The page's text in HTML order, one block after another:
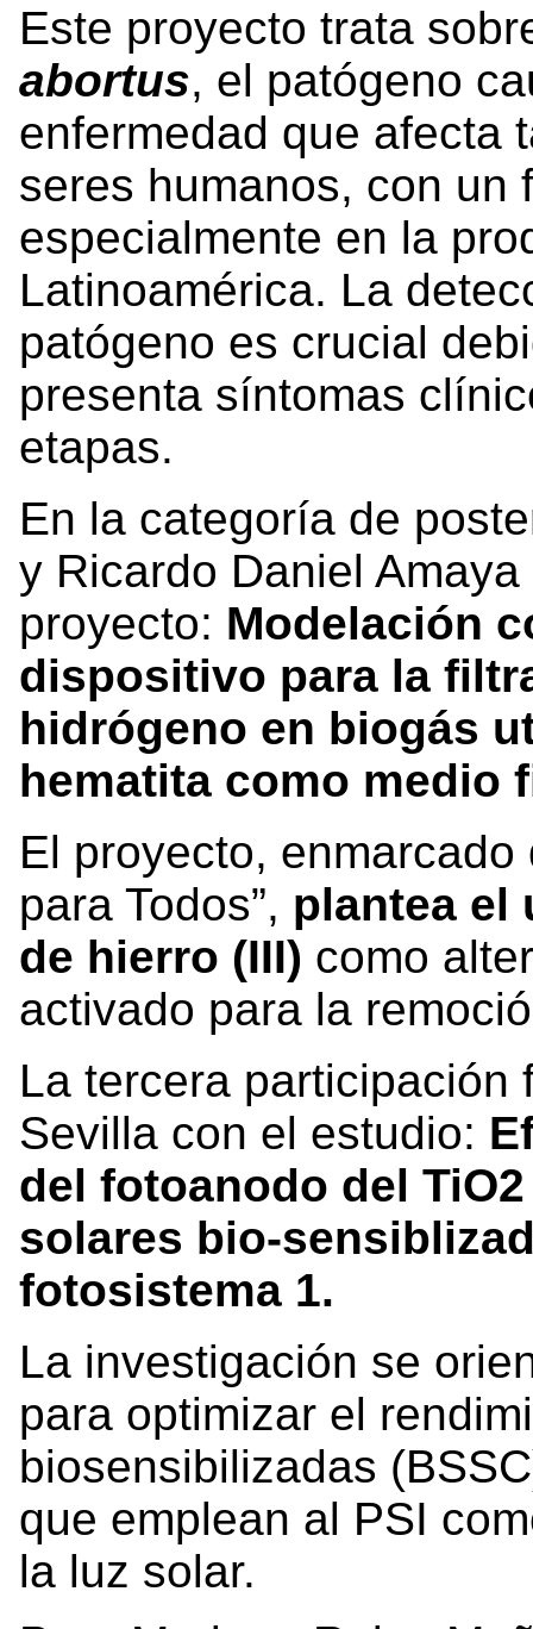
Este proyecto trata
abortus, el patógeno
enfermedad que afecta
seres humanos, con un
especialmente en la
Latinoamérica. La
patógeno es crucial
presenta síntomas
etapas.
En la categoría de
y Ricardo Daniel
proyecto: Modelación
dispositivo para la
hidrógeno en biogás
hematita como medio
El proyecto,
para Todos”, plantea el
de hierro (III) como
activado para la
La tercera participación
Sevilla con el estudio:
del fotoanodo del
solares bio-
fotosistema 1.
La investigación se
para optimizar el
biosensibilizadas
que emplean al PSI
la luz solar.